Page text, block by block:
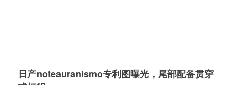
日产noteauranismo专利图曝光，尾部配备贯穿